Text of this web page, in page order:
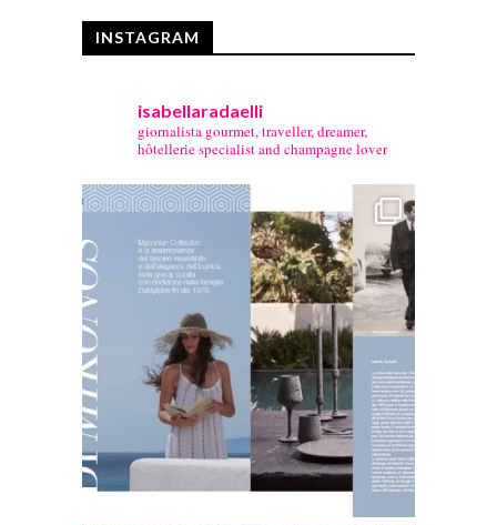
INSTAGRAM
isabellaradaelli
giornalista gourmet, traveller, dreamer,
hôtellerie specialist and champagne lover